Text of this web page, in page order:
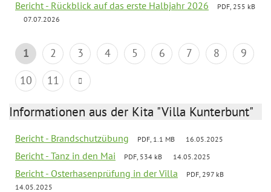
Bericht - Rückblick auf das erste Halbjahr 2026
PDF, 255 kB
07.07.2026
1 2 3 4 5 6 7 8
9
10
11
Informationen aus der Kita "Villa Kunterbunt"
Bericht - Brandschutzübung PDF, 1.1 MB 16.05.2025
Bericht - Tanz in den Mai PDF, 534 kB 14.05.2025
Bericht - Osterhasenprüfung in der Villa
PDF, 297 kB
14.05.2025